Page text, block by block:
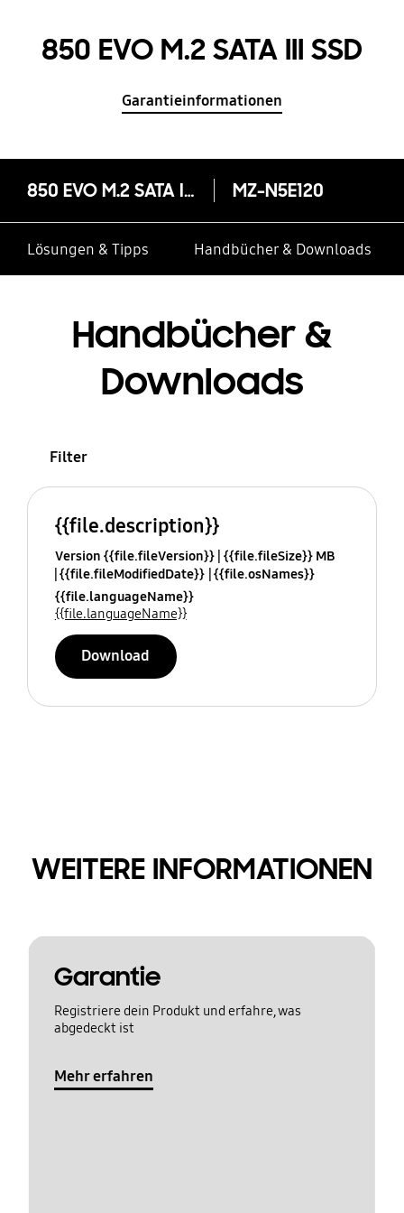
850 EVO M.2 SATA III SSD
Garantieinformationen
850 EVO M.2 SATA III SSD MZ-N5E120
Lösungen & Tipps Handbücher & Downloads
Handbücher &
Downloads
Filter
{{file.description}}
Version {{file.fileVersion}} {{file.fileSize}} MB
{{file.fileModifiedDate}} {{file.osNames}}
{{file.languageName}}
{{file.languageName}}
Download
WEITERE INFORMATIONEN
Garantie
Registriere dein Produkt und erfahre, was
abgedeckt ist
Mehr erfahren